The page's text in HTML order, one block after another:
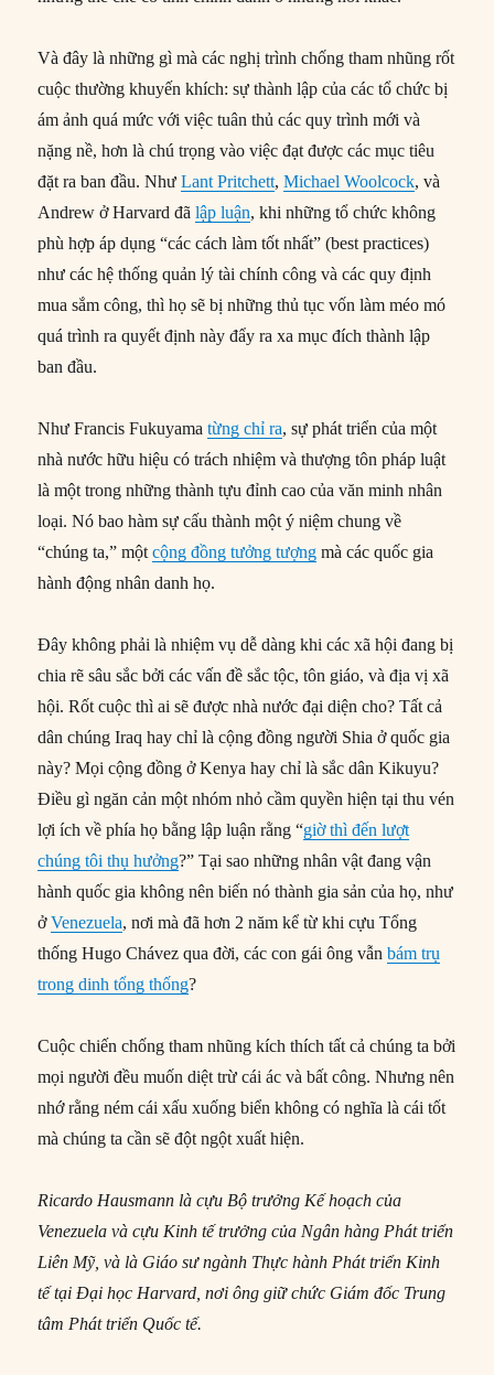
Và đây là những gì mà các nghị trình chống tham nhũng rốt
cuộc thường khuyến khích: sự thành lập của các tổ chức bị
ám ảnh quá mức với việc tuân thủ các quy trình mới và
nặng nề, hơn là chú trọng vào việc đạt được các mục tiêu
đặt ra ban đầu. NhưLant Pritchett,Michael Woolcock, và
Andrew ở Harvard đãlập luận, khi những tổ chức không
phù hợp áp dụng “các cách làm tốt nhất” (best practices)
như các hệ thống quản lý tài chính công và các quy định
mua sắm công, thì họ sẽ bị những thủ tục vốn làm méo mó
quá trình ra quyết định này đẩy ra xa mục đích thành lập
ban đầu.
Như Francis Fukuyamatừng chỉ ra, sự phát triển của một
nhà nước hữu hiệu có trách nhiệm và thượng tôn pháp luật
là một trong những thành tựu đỉnh cao của văn minh nhân
loại. Nó bao hàm sự cấu thành một ý niệm chung về
“chúng ta,” mộtcộng đồng tưởng tượng mà các quốc gia
hành động nhân danh họ.
Đây không phải là nhiệm vụ dễ dàng khi các xã hội đang bị
chia rẽ sâu sắc bởi các vấn đề sắc tộc, tôn giáo, và địa vị xã
hội. Rốt cuộc thì ai sẽ được nhà nước đại diện cho? Tất cả
dân chúng Iraq hay chỉ là cộng đồng người Shia ở quốc gia
này? Mọi cộng đồng ở Kenya hay chỉ là sắc dân Kikuyu?
Điều gì ngăn cản một nhóm nhỏ cầm quyền hiện tại thu vén
lợi ích về phía họ bằng lập luận rằng “giờ thì đến lượt
chúng tôi thụ hưởng?” Tại sao những nhân vật đang vận
hành quốc gia không nên biến nó thành gia sản của họ, như
ởVenezuela, nơi mà đã hơn 2 năm kể từ khi cựu Tổng
thống Hugo Chávez qua đời, các con gái ông vẫnbám trụ
trong dinh tổng thống?
Cuộc chiến chống tham nhũng kích thích tất cả chúng ta bởi
mọi người đều muốn diệt trừ cái ác và bất công. Nhưng nên
nhớ rằng ném cái xấu xuống biển không có nghĩa là cái tốt
mà chúng ta cần sẽ đột ngột xuất hiện.
Ricardo Hausmann là cựu Bộ trưởng Kế hoạch của
Venezuela và cựu Kinh tế trưởng của Ngân hàng Phát triển
Liên Mỹ, và là Giáo sư ngành Thực hành Phát triển Kinh
tế tại Đại học Harvard, nơi ông giữ chức Giám đốc Trung
tâm Phát triển Quốc tế.